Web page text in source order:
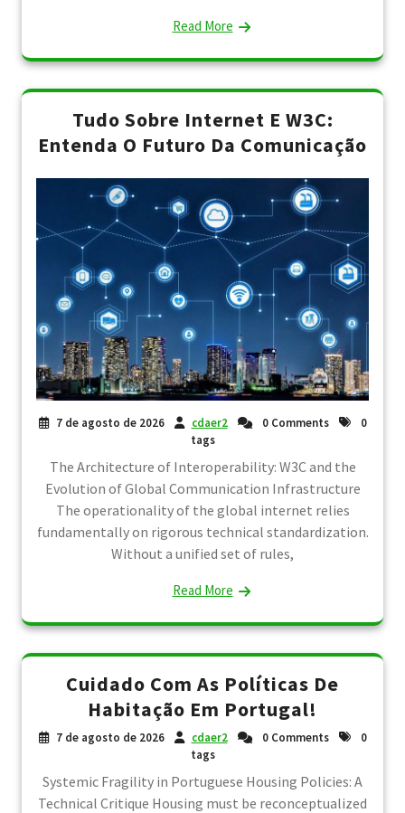
Read More
Tudo Sobre Internet E W3C:
Entenda O Futuro Da Comunicação
7 de agosto de 2026 cdaer2 0 Comments
0
tags
The Architecture of Interoperability: W3C and the
Evolution of Global Communication Infrastructure
The operationality of the global internet relies
fundamentally on rigorous technical standardization.
Without a unified set of rules,
Read More
Cuidado Com As Políticas De
Habitação Em Portugal!
7 de agosto de 2026 cdaer2 0 Comments
0
tags
Systemic Fragility in Portuguese Housing Policies: A
Technical Critique Housing must be reconceptualized